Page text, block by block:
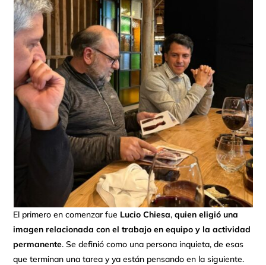
El primero en comenzar fue Lucio Chiesa,quien eligió una
imagen relacionada con el trabajo en equipo y la actividad
permanente. Se definió como una persona inquieta, de esas
que terminan una tarea y ya están pensando en la siguiente.